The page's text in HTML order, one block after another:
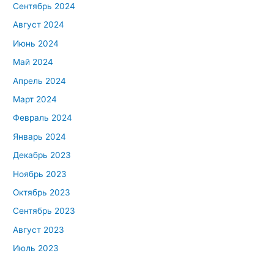
Сентябрь 2024
Август 2024
Июнь 2024
Май 2024
Апрель 2024
Март 2024
Февраль 2024
Январь 2024
Декабрь 2023
Ноябрь 2023
Октябрь 2023
Сентябрь 2023
Август 2023
Июль 2023